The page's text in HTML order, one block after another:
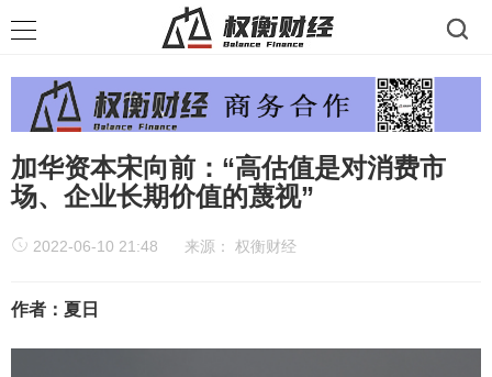
加华资本宋向前：“高估值是对消费市
场、企业长期价值的蔑视”
2022-06-10 21:48 来源： 权衡财经
作者：夏日